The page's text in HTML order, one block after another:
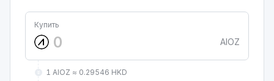
Купить
AIOZ
1 AIOZ ≈ 0.29546 HKD